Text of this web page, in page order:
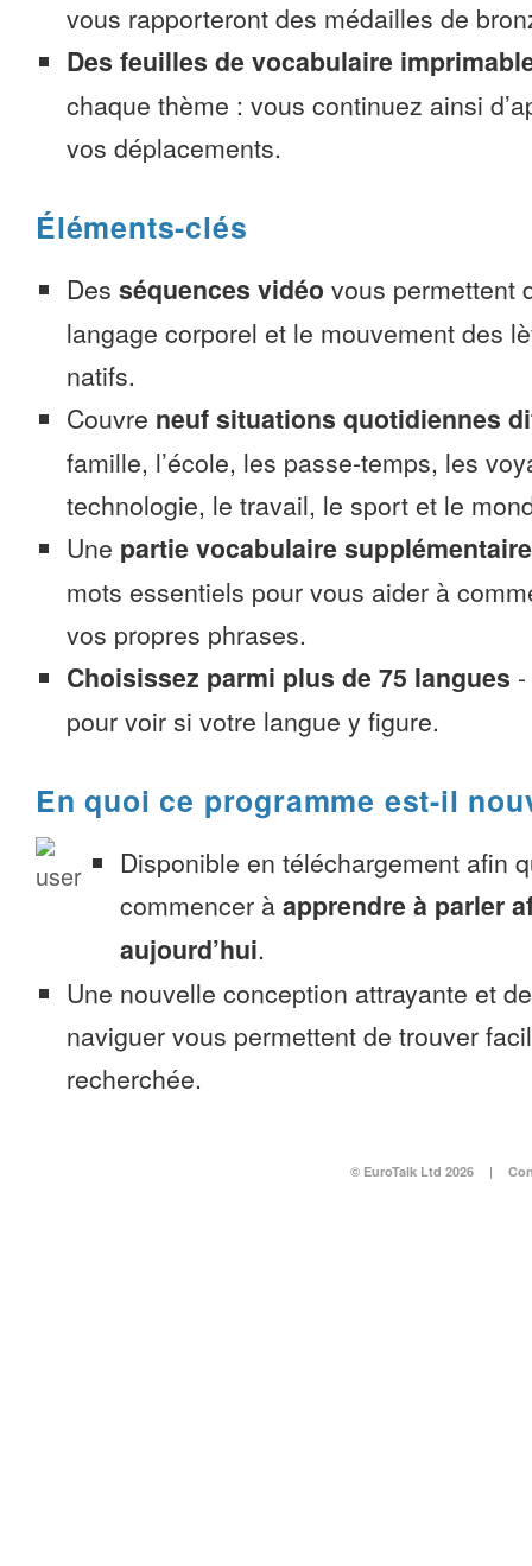
vous rapporteront des médailles de
Des feuilles de vocabulaire
chaque thème : vous continuez ainsi
vos déplacements.
Éléments-clés
Des séquences vidéo vous permettent
langage corporel et le mouvement des
natifs.
Couvre neuf situations quotidiennes
famille, l’école, les passe-temps, les
technologie, le travail, le sport et le
Une partie vocabulaire supplémentaire
mots essentiels pour vous aider à
vos propres phrases.
Choisissez parmi plus de 75 langues -
pour voir si votre langue y figure.
En quoi ce programme est-il
Disponible en téléchargement afin
commencer à apprendre à parler
aujourd’hui.
Une nouvelle conception attrayante et
naviguer vous permettent de trouver
recherchée.
© EuroTalk Ltd 2026 |